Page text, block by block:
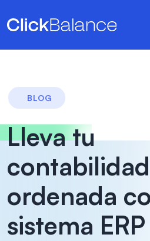
BLOG
Lleva tu
ordenada
sistema ERP